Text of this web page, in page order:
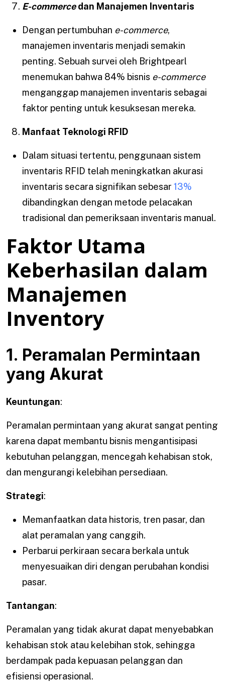
E-commercedan Manajemen Inventaris
Dengan pertumbuhan e-commerce,
manajemen inventaris menjadi semakin
penting. Sebuah survei oleh Brightpearl
menemukan bahwa 84% bisnis e-commerce
menganggap manajemen inventaris sebagai
faktor penting untuk kesuksesan mereka.
Manfaat Teknologi RFID
Dalam situasi tertentu, penggunaan sistem
inventaris RFID telah meningkatkan akurasi
inventaris secara signifikan sebesar 13%
dibandingkan dengan metode pelacakan
tradisional dan pemeriksaan inventaris manual.
Faktor Utama
Keberhasilan dalam
Manajemen
Inventory
1. Peramalan Permintaan
yang Akurat
Keuntungan:
Peramalan permintaan yang akurat sangat penting
karena dapat membantu bisnis mengantisipasi
kebutuhan pelanggan, mencegah kehabisan stok,
dan mengurangi kelebihan persediaan.
Strategi:
Memanfaatkan data historis, tren pasar, dan
alat peramalan yang canggih.
Perbarui perkiraan secara berkala untuk
menyesuaikan diri dengan perubahan kondisi
pasar.
Tantangan:
Peramalan yang tidak akurat dapat menyebabkan
kehabisan stok atau kelebihan stok, sehingga
berdampak pada kepuasan pelanggan dan
efisiensi operasional.